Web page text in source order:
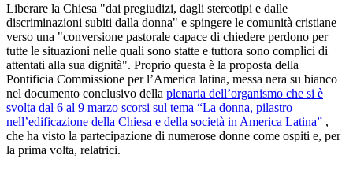
Liberare la Chiesa "dai pregiudizi, dagli stereotipi e dalle
discriminazioni subiti dalla donna" e spingere le comunità cristiane
verso una "conversione pastorale capace di chiedere perdono per
tutte le situazioni nelle quali sono statte e tuttora sono complici di
attentati alla sua dignità". Proprio questa è la proposta della
Pontificia Commissione per l’America latina, messa nera su bianco
nel documento conclusivo della plenaria dell’organismo che si è
svolta dal 6 al 9 marzo scorsi sul tema “La donna, pilastro
nell’edificazione della Chiesa e della società in America Latina” ,
che ha visto la partecipazione di numerose donne come ospiti e, per
la prima volta, relatrici.